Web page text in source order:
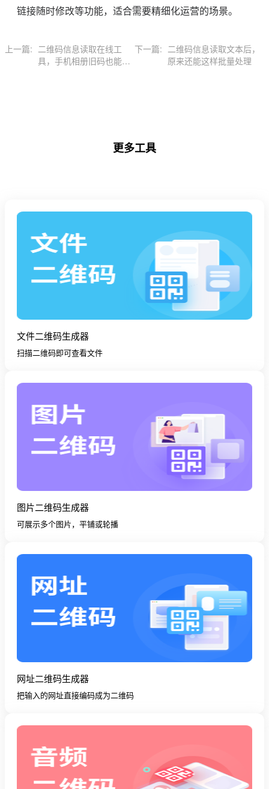
链接随时修改等功能，适合需要精细化运营的场景。
上一篇: 二维码信息读取在线工
具，手机相册旧码也能秒
下一篇: 二维码信息读取文本后，
原来还能这样批量处理
更多工具
文件二维码生成器
扫描二维码即可查看文件
图片二维码生成器
可展示多个图片，平铺或轮播
网址二维码生成器
把输入的网址直接编码成为二维码